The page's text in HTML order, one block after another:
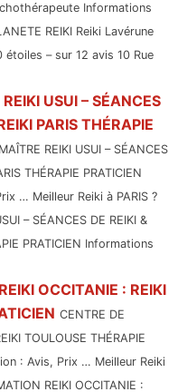
Informations
REIKI Reiki Lavérune
– sur 12 avis 10 Rue
USUI – SÉANCES
PARIS THÉRAPIE
REIKI USUI – SÉANCES
THÉRAPIE PRATICIEN
… Meilleur Reiki à PARIS ?
– SÉANCES DE REIKI &
PRATICIEN Informations
OCCITANIE : REIKI
CENTRE DE
TOULOUSE THÉRAPIE
: Avis, Prix … Meilleur Reiki
REIKI OCCITANIE :